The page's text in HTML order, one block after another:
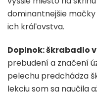
dominantnejšie
ich kráľovstva.
Doplnok: škrabadlo
prebudení a značení
pelechu predchádza
lekciu som sa naučila